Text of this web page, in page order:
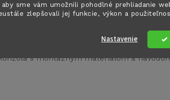
sme vám umožnili pohodlné prehliadanie
zlepšovali jej funkcie, výkon a
Nastavenie
17 kg
s montážnym materiálom a